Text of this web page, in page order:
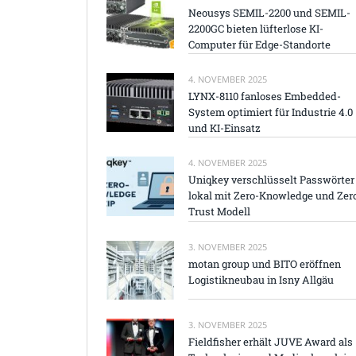
Neousys SEMIL-2200 und SEMIL-
2200GC bieten lüfterlose KI-
Computer für Edge-Standorte
4. NOVEMBER 2025
LYNX-8110 fanloses Embedded-
System optimiert für Industrie 4.0
und KI-Einsatz
4. NOVEMBER 2025
Uniqkey verschlüsselt Passwörter
lokal mit Zero-Knowledge und
Trust Modell
3. NOVEMBER 2025
motan group und BITO eröffnen
Logistikneubau in Isny Allgäu
3. NOVEMBER 2025
Fieldfisher erhält JUVE Award als